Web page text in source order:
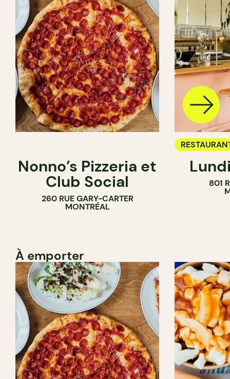
Nonno’s Pizzeria et
Club Social
260 RUE GARY-CARTER
MONTRÉAL
BAR À VIN
801
À emporter